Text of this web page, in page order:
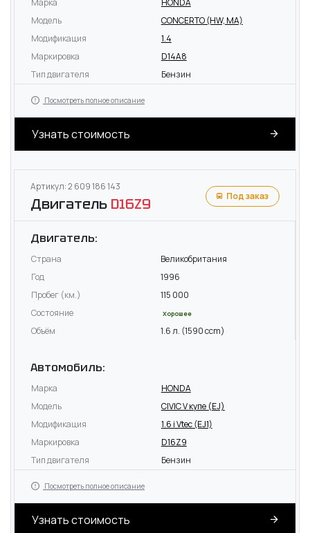
Марка
HONDA
Модель
CONCERTO (HW, MA)
Модификация
1.4
Маркировка
D14A8
Тип двигателя
Бензин
Посмотреть полное описание
Узнать стоимость
Артикул: 2 609 186 143
Двигатель D16Z9 Под заказ
Двигатель:
Страна
Великобритания
Год
1996
Пробег (км.)
115 000
Состояние
Хорошее
Объём 1.6 л. (1590 ccm)
Автомобиль:
Марка
HONDA
Модель
CIVIC V купе (EJ)
Модификация
1.6 i Vtec (EJ1)
Маркировка
D16Z9
Тип двигателя
Бензин
Посмотреть полное описание
Узнать стоимость